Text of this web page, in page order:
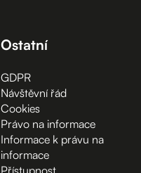
Ostatní
GDPR
Návštěvní řád
Cookies
Právo na informace
Informace k právu na
informace
Přístupnost